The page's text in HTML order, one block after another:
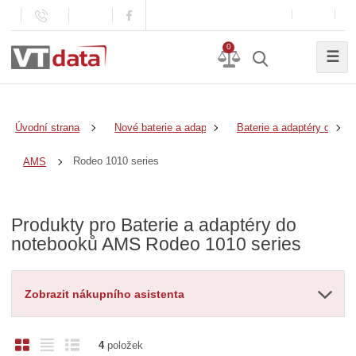
0
☰
Úvodní strana Nové baterie a adaptéry Baterie a adaptéry do
AMS Rodeo 1010 series
Produkty pro Baterie a adaptéry do
notebooků AMS Rodeo 1010 series
Zobrazit nákupního asistenta
O
Ř
4položek